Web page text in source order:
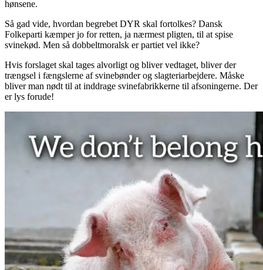
hønsene.
Så gad vide, hvordan begrebet DYR skal fortolkes? Dansk
Folkeparti kæmper jo for retten, ja nærmest pligten, til at spise
svinekød. Men så dobbeltmoralsk er partiet vel ikke?
Hvis forslaget skal tages alvorligt og bliver vedtaget, bliver der
trængsel i fængslerne af svinebønder og slagteriarbejdere. Måske
bliver man nødt til at inddrage svinefabrikkerne til afsoningerne. Der
er lys forude!